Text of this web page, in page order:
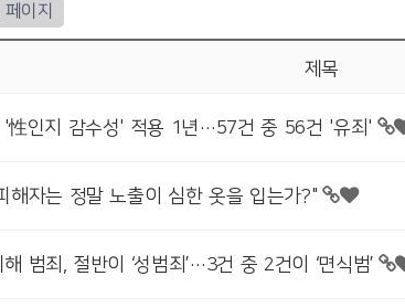
이지
제목
'性인지 감수성' 적용 1년…57건 중 56건 '유죄'
해자는 정말 노출이 심한 옷을 입는가?"
범죄, 절반이 ‘성범죄’…3건 중 2건이 ‘면식범’